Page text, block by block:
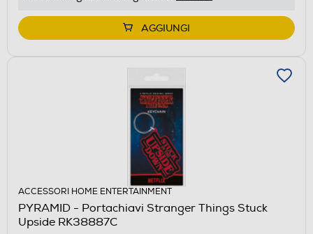
AGGIUNGI
ACCESSORI HOME ENTERTAINMENT
PYRAMID - Portachiavi Stranger Things Stuck
Upside RK38887C